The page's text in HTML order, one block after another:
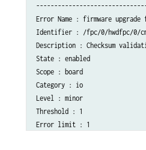
Error Name : firmware
Identifier : /fpc/0/hwdfpc/0/
Description : Checksum
State : enabled
Scope : board
Category : io
Level : minor
Threshold : 1
Error limit : 1